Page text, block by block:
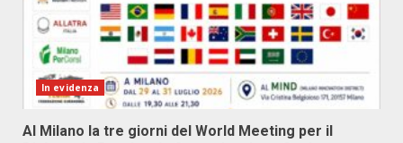
In evidenza
Al Milano la tre giorni del World Meeting per il